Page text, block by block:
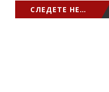
СЛЕДЕТЕ НЕ…